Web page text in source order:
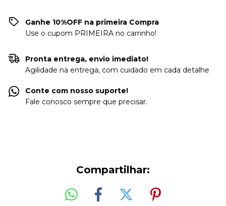
Ganhe 10%OFF na primeira Compra
Use o cupom PRIMEIRA no carrinho!
Pronta entrega, envio imediato!
Agilidade na entrega, com cuidado em cada detalhe
Conte com nosso suporte!
Fale conosco sempre que precisar.
Compartilhar: